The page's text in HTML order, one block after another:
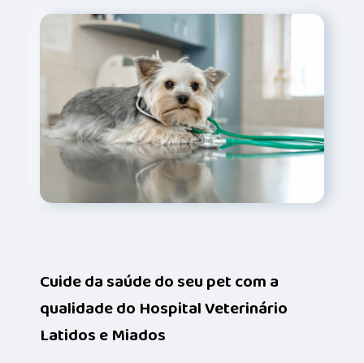
Cuide da saúde do seu pet com a
qualidade do Hospital Veterinário
Latidos e Miados